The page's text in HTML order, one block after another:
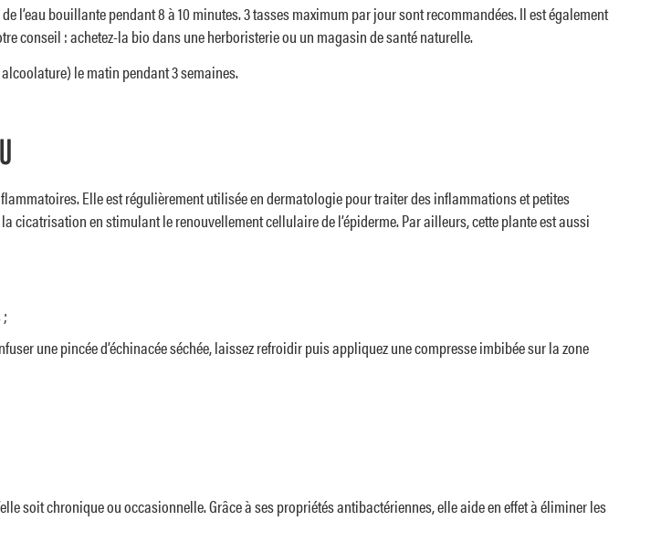
l’eau bouillante pendant 8 à 10 minutes. 3 tasses maximum par jour sont recommandées. Il est également
conseil : achetez-la bio dans une herboristerie ou un magasin de santé naturelle.
le matin pendant 3 semaines.
Elle est régulièrement utilisée en dermatologie pour traiter des inflammations et petites
cicatrisation en stimulant le renouvellement cellulaire de l’épiderme. Par ailleurs, cette plante est aussi
;
une pincée d’échinacée séchée, laissez refroidir puis appliquez une compresse imbibée sur la zone
soit chronique ou occasionnelle. Grâce à ses propriétés antibactériennes, elle aide en effet à éliminer les